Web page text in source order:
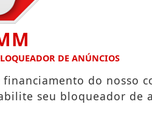
NOTÍCIAS FUTEBOL
DE ANÚNCIOS
do nosso
seu bloqueador de